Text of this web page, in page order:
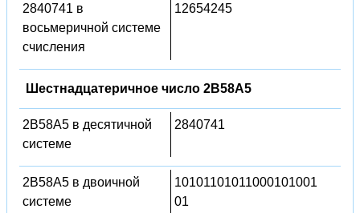
2840741 в
восьмеричной системе
счисления
12654245
Шестнадцатеричное число 2B58A5
2B58A5 в десятичной
системе
2840741
2B58A5 в двоичной
системе
10101101011000101001
01